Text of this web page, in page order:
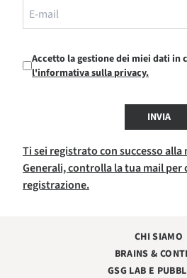
Accetto la gestione dei miei dati in
l'informativa sulla privacy.
INVIA
Ti sei registrato con successo
Generali, controlla la tua mail per
registrazione.
CHI SIAMO
BRAINS &
GSG LAB E